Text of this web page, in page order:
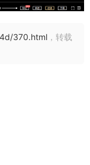
370.html ，转载